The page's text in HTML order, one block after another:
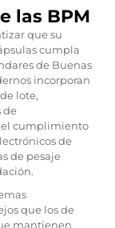
las BPM
que su
cumpla
de Buenas
incorporan
lote,
de
el cumplimiento
de
de pesaje
que los de
mantienen